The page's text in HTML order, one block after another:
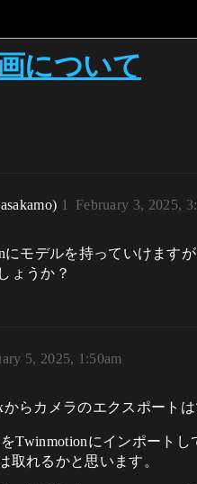
について
February 3, 2025,
1
にモデルを持っていけま
ょうか？
5, 2025, 1:50am
らカメラのエクスポートは
Twinmotionにインポート
取れるかと思います。